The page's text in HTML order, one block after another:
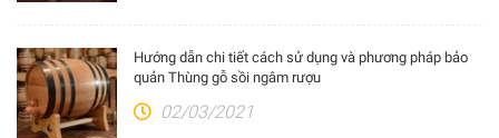
Hướng dẫn chi tiết cách sử dụng và phương pháp bảo
quản Thùng gỗ sồi ngâm rượu
02/03/2021